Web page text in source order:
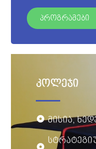
პროგრამები
კოლეჯი
მისია,